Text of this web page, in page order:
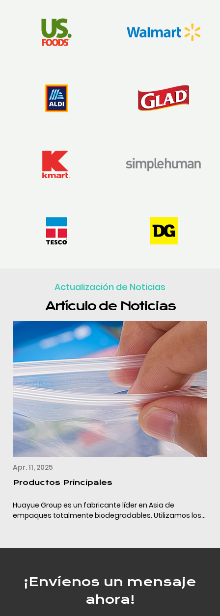
Actualización de Noticias
Artículo de Noticias
Apr. 11, 2025
Productos Principales
Huayue Group es un fabricante líder en Asia de
empaques totalmente biodegradables. Utilizamos los
la tecn...
¡Envíenos un mensaje
ahora!